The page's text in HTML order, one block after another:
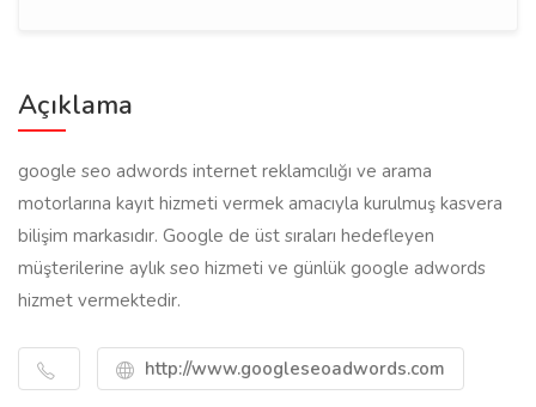
Açıklama
google seo adwords internet reklamcılığı ve arama
motorlarına kayıt hizmeti vermek amacıyla kurulmuş kasvera
bilişim markasıdır. Google de üst sıraları hedefleyen
müşterilerine aylık seo hizmeti ve günlük google adwords
hizmet vermektedir.
http://www.googleseoadwords.com